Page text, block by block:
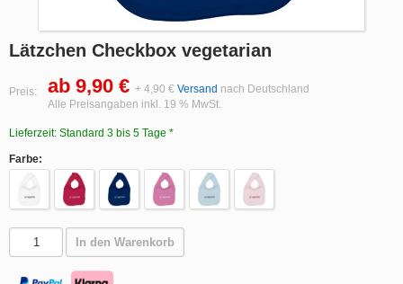
Lätzchen Checkbox vegetarian
Preis: ab 9,90 € + 4,90 € Versand nach Deutschland
Alle Preisangaben inkl. 19 % MwSt.
Lieferzeit: Standard 3 bis 5 Tage *
Farbe:
In den Warenkorb